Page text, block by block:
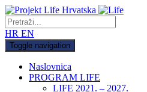
HR EN
Toggle navigation
Naslovnica
PROGRAM LIFE
LIFE 2021. – 2027.